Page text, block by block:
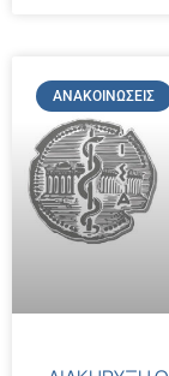
ΑΝΑΚΟΙΝΏΣΕΙΣ